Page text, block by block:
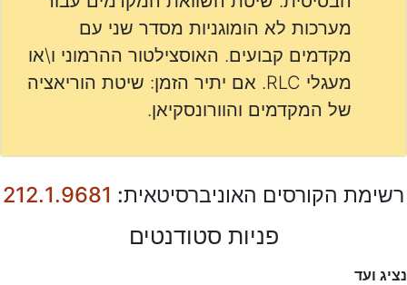
מערכות לא הומוגניות מסדר שני עם
מקדמים קבועים. האוסצילטור ההרמוני ו\או
מעגלי RLC. אם יתיר הזמן: שיטת הוריאציה
של המקדמים והוורונסקיאן.
רשימת הקורסים האוניברסיטאית: 212.1.9681
פניות סטודנטים
נציג ועד